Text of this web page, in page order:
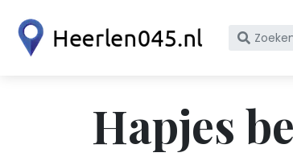
Zoek
KvK
Hapjes